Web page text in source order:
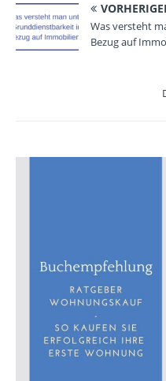
Was versteht
Bezug auf